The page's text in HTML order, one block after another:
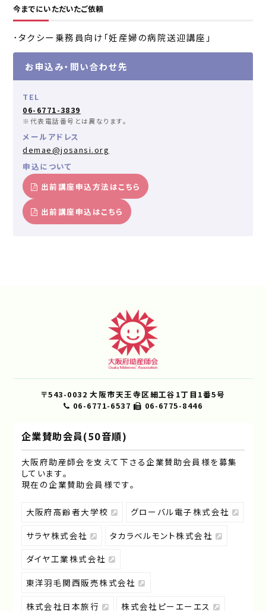
今までにいただいたご依頼
･タクシー乗務員向け｢妊産婦の病院送迎講座｣
お申込み・問い合わせ先
TEL
06-6771-3839
※代表電話番号とは異なります。
メールアドレス
demae@josansi.org
申込について
出前講座申込方法はこちら
出前講座申込はこちら
〒543-0032 大阪市天王寺区細工谷1丁目1番5号
06-6771-6537
06-6775-8446
企業賛助会員(50音順)
大阪府助産師会を支えて下さる企業賛助会員様を募集
しています｡
現在の企業賛助会員様です｡
大阪府高齢者大学校
グローバル電子株式会社
サラヤ株式会社
タカラベルモント株式会社
ダイヤ工業株式会社
東洋羽毛関西販売株式会社
株式会社日本旅行
株式会社ピーエーエス